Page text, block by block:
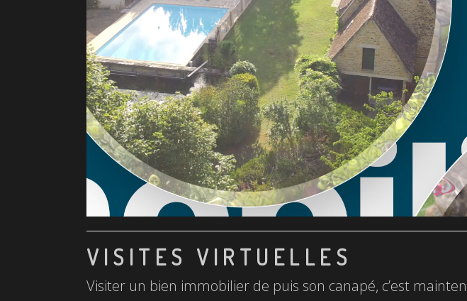
VISITES VIRTUELLES
Visiter un bien immobilier de puis son canapé, c’est